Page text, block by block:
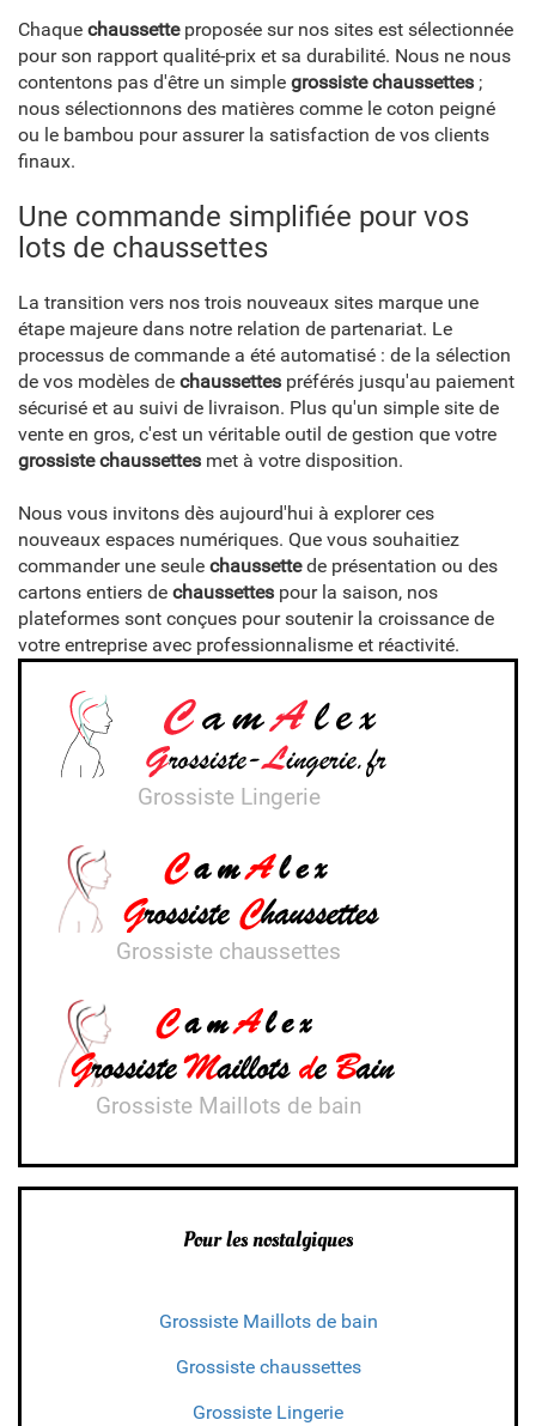
Chaque chaussetteproposée sur nos sites est sélectionnée
pour son rapport qualité-prix et sa durabilité. Nous ne nous
contentons pas d'être un simple grossiste chaussettes ;
nous sélectionnons des matières comme le coton peigné
ou le bambou pour assurer la satisfaction de vos clients
finaux.
Une commande simplifiée pour vos
lots de chaussettes
La transition vers nos trois nouveaux sites marque une
étape majeure dans notre relation de partenariat. Le
processus de commande a été automatisé : de la sélection
de vos modèles de chaussettes préférés jusqu'au paiement
sécurisé et au suivi de livraison. Plus qu'un simple site de
vente en gros, c'est un véritable outil de gestion que votre
grossiste chaussettes met à votre disposition.
Nous vous invitons dès aujourd'hui à explorer ces
nouveaux espaces numériques. Que vous souhaitiez
commander une seule chaussettede présentation ou des
cartons entiers de chaussettes pour la saison, nos
plateformes sont conçues pour soutenir la croissance de
votre entreprise avec professionnalisme et réactivité.
Grossiste Lingerie
Grossiste chaussettes
Grossiste Maillots de bain
Pour les nostalgiques
Grossiste Maillots de bain
Grossiste chaussettes
Grossiste Lingerie